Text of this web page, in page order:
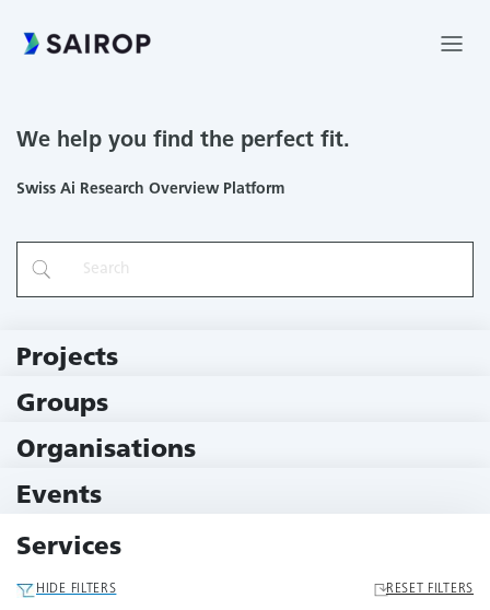
We help you find the perfect fit.
Swiss Ai Research Overview Platform
Projects
Groups
Organisations
Events
Services
HIDE FILTERS RESET FILTERS